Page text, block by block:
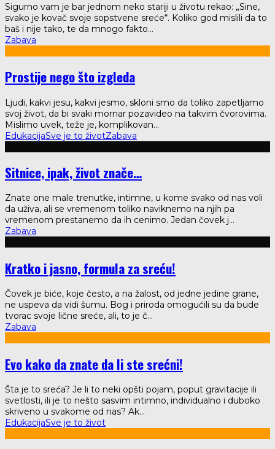
Sigurno vam je bar jednom neko stariji u životu rekao: „Sine,
svako je kovač svoje sopstvene sreće“. Koliko god mislili da to
baš i nije tako, te da mnogo fakto...
Zabava
Prostije nego što izgleda
Ljudi, kakvi jesu, kakvi jesmo, skloni smo da toliko zapetljamo
svoj život, da bi svaki mornar pozavideo na takvim čvorovima.
Mislimo uvek, teže je, komplikovan...
EdukacijaSve je to životZabava
Sitnice, ipak, život znače…
Znate one male trenutke, intimne, u kome svako od nas voli
da uživa, ali se vremenom toliko naviknemo na njih pa
vremenom prestanemo da ih cenimo. Jedan čovek j...
Zabava
Kratko i jasno, formula za sreću!
Čovek je biće, koje često, a na žalost, od jedne jedine grane,
ne uspeva da vidi šumu. Bog i priroda omogućili su da bude
tvorac svoje lične sreće, ali, to je č...
Zabava
Evo kako da znate da li ste srećni!
Šta je to sreća? Je li to neki opšti pojam, poput gravitacije ili
svetlosti, ili je to nešto sasvim intimno, individualno i duboko
skriveno u svakome od nas? Ak...
EdukacijaSve je to život